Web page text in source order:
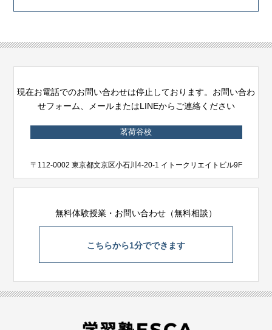
現在お電話でのお問い合わせは停止しております。お問い合わ
せフォーム、メールまたはLINEからご連絡ください
茗荷谷校
〒112-0002 東京都文京区小石川4-20-1 イトークリエイトビル9F
無料体験授業・お問い合わせ（無料相談）
こちらから1分でできます